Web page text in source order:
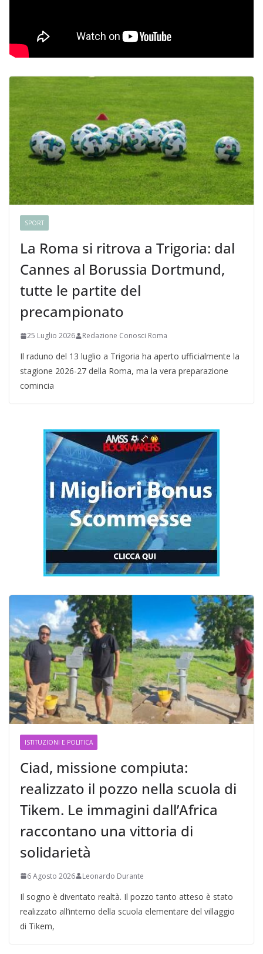
SPORT
La Roma si ritrova a Trigoria: dal
Cannes al Borussia Dortmund,
tutte le partite del
precampionato
25 Luglio 2026 Redazione Conosci Roma
Il raduno del 13 luglio a Trigoria ha aperto ufficialmente la
stagione 2026-27 della Roma, ma la vera preparazione
comincia
ISTITUZIONI E POLITICA
Ciad, missione compiuta:
realizzato il pozzo nella scuola di
Tikem. Le immagini dall’Africa
raccontano una vittoria di
solidarietà
6 Agosto 2026 Leonardo Durante
Il sogno è diventato realtà. Il pozzo tanto atteso è stato
realizzato all’interno della scuola elementare del villaggio
di Tikem,